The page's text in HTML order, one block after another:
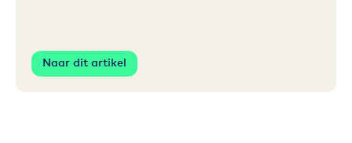
Naar dit artikel